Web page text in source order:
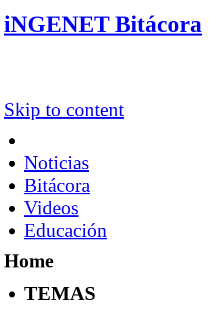
iNGENET Bitácora
Skip to content
Noticias
Bitácora
Videos
Educación
Home
TEMAS